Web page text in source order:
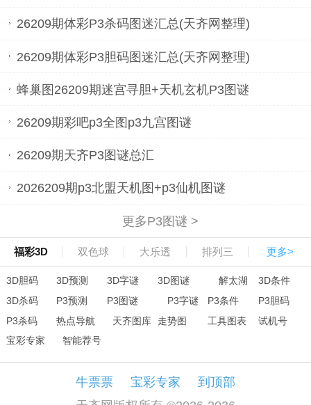
26209期体彩P3杀码图迷汇总(天齐网整理)
26209期体彩P3胆码图迷汇总(天齐网整理)
蜂巢图26209期迷宫寻胆+天机玄机P3图谜
26209期彩吧p3全图p3九宫图谜
26209期天齐P3图谜总汇
2026209期p3北盟天机图+p3仙机图谜
更多P3图谜 >
福彩3D 双色球 大乐透 排列三 更多>
3D胆码 3D预测 3D字谜 3D图谜 解太湖
3D条件
3D杀码
P3预测 P3图谜 P3字谜 P3条件
P3胆码
P3杀码
热点导航 天齐图库 走势图 工具图表
试机号
宝彩专家
智能荐号
牛票票 宝彩专家
到顶部